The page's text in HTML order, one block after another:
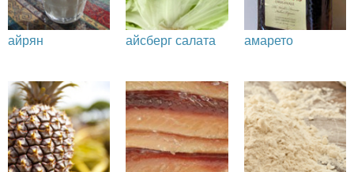
айрян айсберг салата амарето